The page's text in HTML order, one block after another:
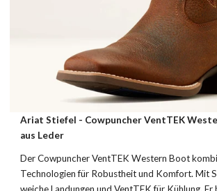
Ariat Stiefel - Cowpuncher VentTEK
aus Leder
Der Cowpuncher VentTEK Western Boot
Technologien für Robustheit und Komfort. Mit